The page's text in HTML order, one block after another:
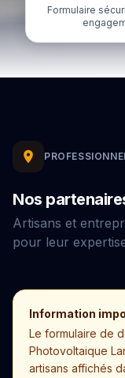
Formulaire
Nos
Artisans et
pour leur
Information
Le formulaire de
Photovoltaique
artisans affichés